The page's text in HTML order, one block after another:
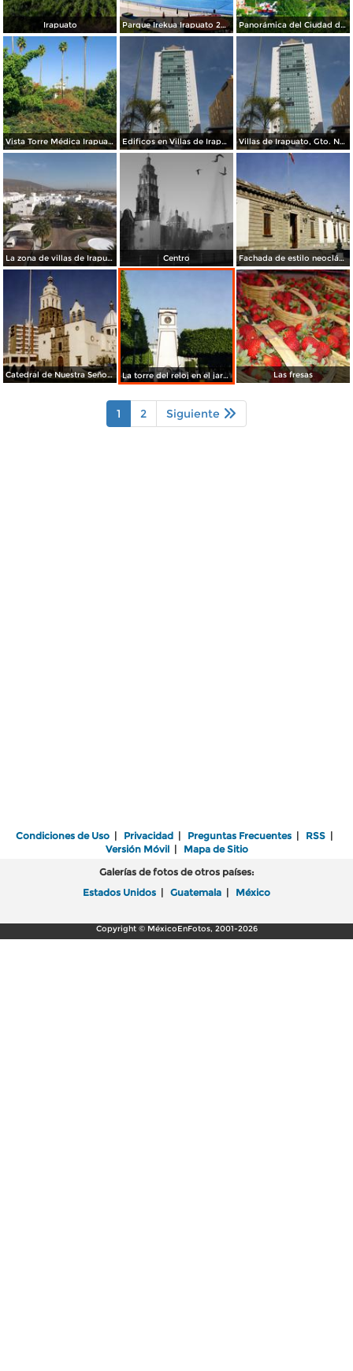
Irapuato Parque Irekua Irapuato 2016 Panorámica del Ciudad de Irapuato 2014 Autor Jesús Arévalo Rosales
Vista Torre Médica Irapuato 2014 Edificos en Villas de Irapuato. Noviembre/2012 Villas de Irapuato, Gto. Noviembre/2012
La zona de villas de Irapuato, Gto. Noviembre/2012 Centro Fachada de estilo neoclásico del Palacio Municipal. Irapuato, Gto. 2001
Catedral de Nuestra Señora de la Soledad, de estilo barroco(siglo XVII). Irapuato, Gto. 2001 La torre del reloj en el jardín Hidalgo. Irapuato, Gto. 2001 Las fresas
1 2 Siguiente
Condiciones de Uso | Privacidad | Preguntas Frecuentes | RSS |
Versión Móvil| Mapa de Sitio
Galerías de fotos de otros países:
Estados Unidos | Guatemala | México
Copyright © MéxicoEnFotos, 2001-2026